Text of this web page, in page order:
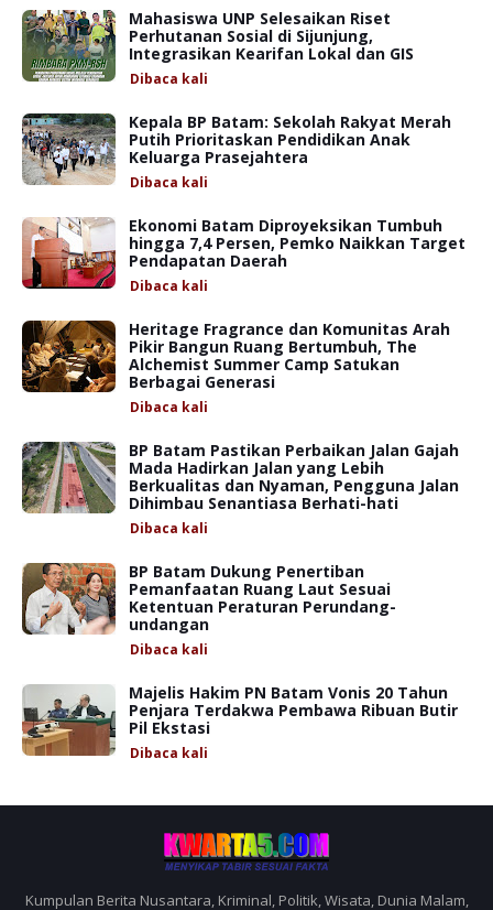
Mahasiswa UNP Selesaikan Riset
Perhutanan Sosial di Sijunjung,
Integrasikan Kearifan Lokal dan GIS
Dibaca kali
Kepala BP Batam: Sekolah Rakyat Merah
Putih Prioritaskan Pendidikan Anak
Keluarga Prasejahtera
Dibaca kali
Ekonomi Batam Diproyeksikan Tumbuh
hingga 7,4 Persen, Pemko Naikkan Target
Pendapatan Daerah
Dibaca kali
Heritage Fragrance dan Komunitas Arah
Pikir Bangun Ruang Bertumbuh, The
Alchemist Summer Camp Satukan
Berbagai Generasi
Dibaca kali
BP Batam Pastikan Perbaikan Jalan Gajah
Mada Hadirkan Jalan yang Lebih
Berkualitas dan Nyaman, Pengguna Jalan
Dihimbau Senantiasa Berhati-hati
Dibaca kali
BP Batam Dukung Penertiban
Pemanfaatan Ruang Laut Sesuai
Ketentuan Peraturan Perundang-
undangan
Dibaca kali
Majelis Hakim PN Batam Vonis 20 Tahun
Penjara Terdakwa Pembawa Ribuan Butir
Pil Ekstasi
Dibaca kali
Kumpulan Berita Nusantara, Kriminal, Politik, Wisata, Dunia Malam,